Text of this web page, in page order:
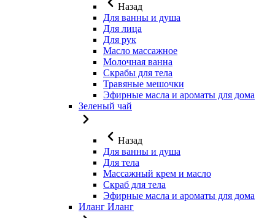
Назад
Для ванны и душа
Для лица
Для рук
Масло массажное
Молочная ванна
Скрабы для тела
Травяные мешочки
Эфирные масла и ароматы для дома
Зеленый чай
Назад
Для ванны и душа
Для тела
Массажный крем и масло
Скраб для тела
Эфирные масла и ароматы для дома
Иланг Иланг